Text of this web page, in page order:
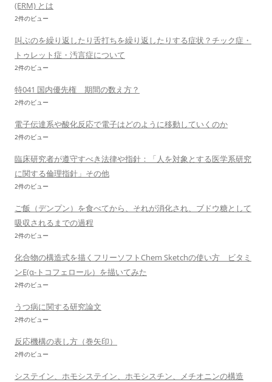
(ERM) とは
2件のビュー
叫ぶのを繰り返したり舌打ちを繰り返したりする症状？チック症・
トゥレット症・汚言症について
2件のビュー
特041 国内優先権 期間の数え方？
2件のビュー
電子伝達系や酸化反応で電子はどのように移動していくのか
2件のビュー
臨床研究者が遵守すべき法律や指針：「人を対象とする医学系研究
に関する倫理指針」その他
2件のビュー
ご飯（デンプン）を食べてから、それが消化され、ブドウ糖として
吸収されるまでの過程
2件のビュー
化合物の構造式を描くフリーソフトChem Sketchの使い方 ビタミ
ンE(α-トコフェロール）を描いてみた
2件のビュー
うつ病に関する研究論文
2件のビュー
反応機構の表し方（巻矢印）
2件のビュー
システイン、ホモシステイン、ホモシスチン、メチオニンの構造